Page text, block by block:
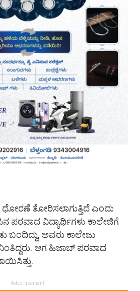
ಧೋರಣೆ ತೋರಿಸಲಾಗುತ್ತಿದೆ ಎಂದು
ಪರವಾದ ವಿದ್ಯಾರ್ಥಿಗಳು ಕಾಲೇಜಿಗೆ
ಬಂದಿದ್ದು, ಅವರು ಕಾಲೇಜು
ಆಗ ಹಿಜಾಬ್ ಪರವಾದ
Advertisement